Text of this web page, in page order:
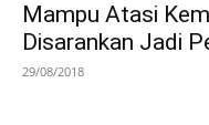
Mampu Atasi
Disarankan Jadi
29/08/2018